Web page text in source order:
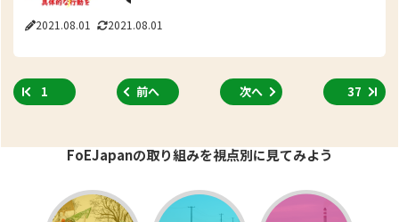
2021.08.01 2021.08.01
1 前へ 次へ 37
FoEJapanの取り組みを視点別に見てみよう